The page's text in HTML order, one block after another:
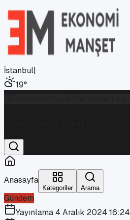
İstanbul|
19°
Anasayfa
Kategoriler Arama
Gündem
Yayınlama 4 Aralık 2024 16:24